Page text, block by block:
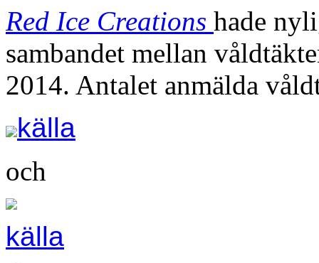
Red Ice Creations hade
sambandet mellan
2014. Antalet anmälda
källa
och
källa